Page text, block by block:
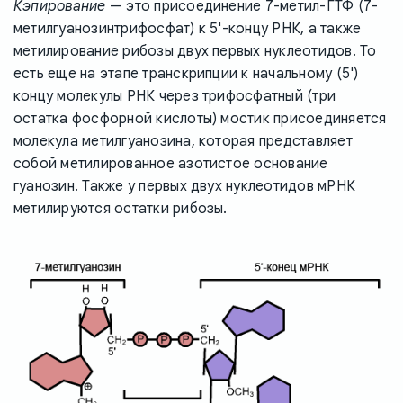
Кэпирование — это присоединение 7-метил-ГТФ (7-
метилгуанозинтрифосфат) к 5'-концу РНК, а также
метилирование рибозы двух первых нуклеотидов. То
есть еще на этапе транскрипции к начальному (5')
концу молекулы РНК через трифосфатный (три
остатка фосфорной кислоты) мостик присоединяется
молекула метилгуанозина, которая представляет
собой метилированное азотистое основание
гуанозин. Также у первых двух нуклеотидов мРНК
метилируются остатки рибозы.